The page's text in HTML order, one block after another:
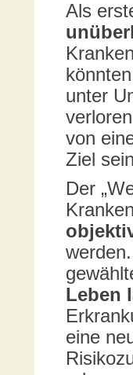
Als
unter
von
Ziel
Der
Leben
eine